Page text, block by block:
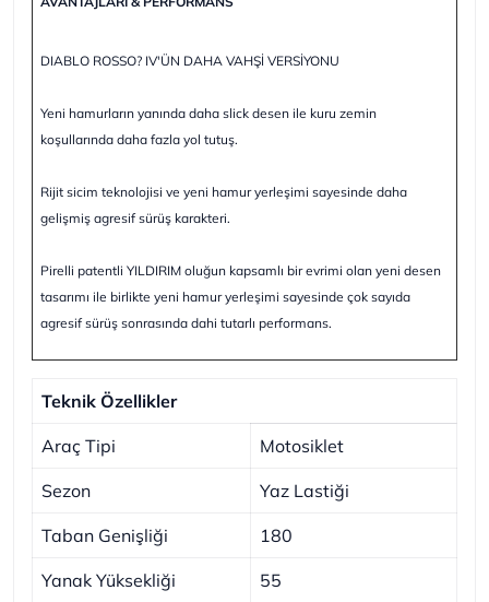
DIABLO ROSSO? IV'ÜN DAHA VAHŞİ VERSİYONU
Yeni hamurların yanında daha slick desen ile kuru zemin
koşullarında daha fazla yol tutuş.
Rijit sicim teknolojisi ve yeni hamur yerleşimi sayesinde daha
gelişmiş agresif sürüş karakteri.
Pirelli patentli YILDIRIM oluğun kapsamlı bir evrimi olan yeni desen
tasarımı ile birlikte yeni hamur yerleşimi sayesinde çok sayıda
agresif sürüş sonrasında dahi tutarlı performans.
Teknik Özellikler
Araç Tipi Motosiklet
Sezon Yaz Lastiği
Taban Genişliği 180
Yanak Yüksekliği 55